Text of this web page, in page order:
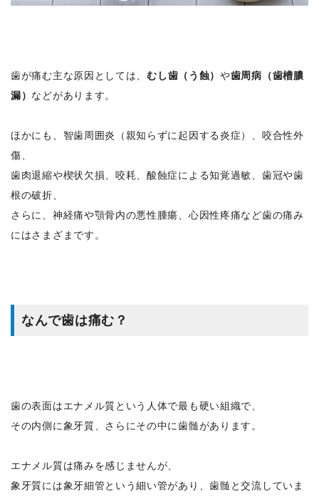
歯が痛む主な原因としては、むし歯（う蝕）や歯周病（歯槽膿
漏） などがあります。
ほかにも、智歯周囲炎（親知らずに起因する炎症）、咬合性外
傷、
歯肉退縮や楔状欠損、咬耗、酸蝕症による知覚過敏、歯冠や歯
根の破折、
さらに、神経痛や顎骨内の悪性腫瘍、心因性疼痛など歯の痛み
にはさまざまです。
なんで歯は痛む？
歯の表面はエナメル質という人体で最も硬い組織で、
その内側に象牙質、さらにその中に歯髄があります。
エナメル質は痛みを感じませんが、
象牙質には象牙細管という細い管があり、歯髄と交流していま